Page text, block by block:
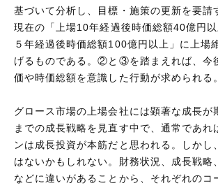
基づいて分析し、目標・施策の更新を要
現在の「上場10年経過後時価総額40億円
５年経過後時価総額100億円以上」に上場
げるものである。②と③を踏まえれば、今
価や時価総額を意識した行動が求められる。
グロース市場の上場会社には顕著な成長が
までの成長戦略を見直す中で、通常であれ
ンは成長投資が本筋だと思われる。しかし
はないかもしれない。財務状況、成長戦略
などに違いがあることから、それぞれのコ